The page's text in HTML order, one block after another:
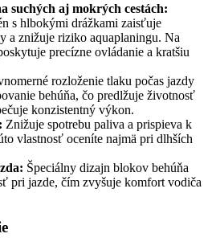
suchých aj mokrých cestách:
s hlbokými drážkami zaisťuje
a znižuje riziko aquaplaningu. Na
precízne ovládanie a kratšiu
rozloženie tlaku počas jazdy
behúňa, čo predlžuje životnosť
konzistentný výkon.
Znižuje spotrebu paliva a prispieva k
vlastnosť oceníte najmä pri dlhších
Špeciálny dizajn blokov behúňa
pri jazde, čím zvyšuje komfort vodiča